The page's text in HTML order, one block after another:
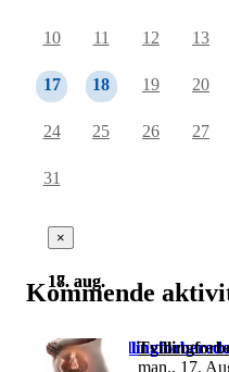
10 11 12 13
17 18 19 20
24 25 26 27
31
×
17. aug.
×
18. aug.
Kommende
man., 17.